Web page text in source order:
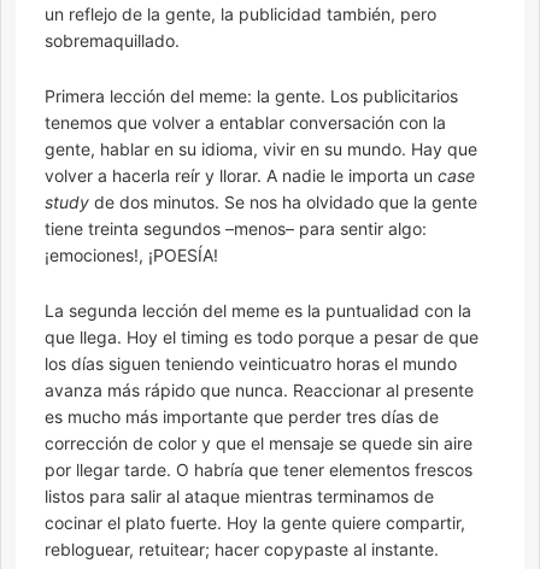
un reflejo de la gente, la publicidad también, pero
sobremaquillado.
Primera lección del meme: la gente. Los publicitarios
tenemos que volver a entablar conversación con la
gente, hablar en su idioma, vivir en su mundo. Hay que
volver a hacerla reír y llorar. A nadie le importa un case
study de dos minutos. Se nos ha olvidado que la gente
tiene treinta segundos –menos– para sentir algo:
¡emociones!, ¡POESÍA!
La segunda lección del meme es la puntualidad con la
que llega. Hoy el timing es todo porque a pesar de que
los días siguen teniendo veinticuatro horas el mundo
avanza más rápido que nunca. Reaccionar al presente
es mucho más importante que perder tres días de
corrección de color y que el mensaje se quede sin aire
por llegar tarde. O habría que tener elementos frescos
listos para salir al ataque mientras terminamos de
cocinar el plato fuerte. Hoy la gente quiere compartir,
rebloguear, retuitear; hacer copypaste al instante.